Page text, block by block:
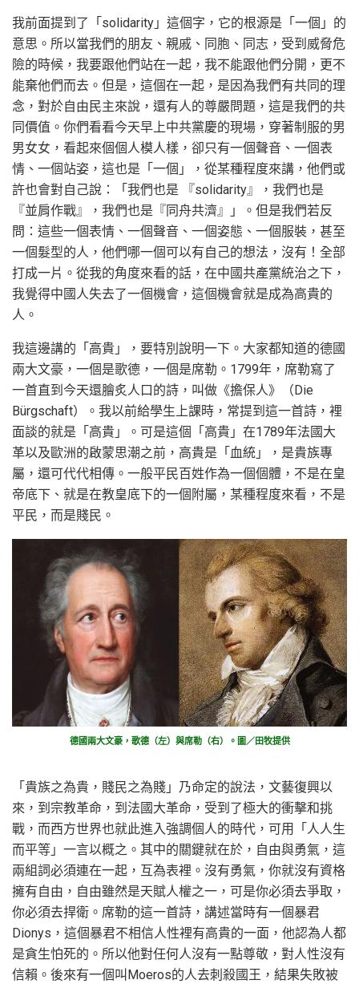
我前面提到了「solidarity」這個字，它的根源是「一個」的
意思。所以當我們的朋友、親戚、同胞、同志，受到威脅危
險的時候，我要跟他們站在一起，我不能跟他們分開，更不
能棄他們而去。但是，這個在一起，是因為我們有共同的理
念，對於自由民主來說，還有人的尊嚴問題，這是我們的共
同價值。你們看看今天早上中共黨慶的現場，穿著制服的男
男女女，看起來個個人模人樣，卻只有一個聲音、一個表
情、一個站姿，這也是「一個」，從某種程度來講，他們或
許也會對自己說：「我們也是 『solidarity』，我們也是
『並肩作戰』，我們也是『同舟共濟』」。但是我們若反
問：這些一個表情、一個聲音、一個姿態、一個服裝，甚至
一個髮型的人，他們哪一個可以有自己的想法，沒有！全部
打成一片。從我的角度來看的話，在中國共產黨統治之下，
我覺得中國人失去了一個機會，這個機會就是成為高貴的
人。
我這邊講的「高貴」，要特別說明一下。大家都知道的德國
兩大文豪，一個是歌德，一個是席勒。1799年，席勒寫了
一首直到今天還膾炙人口的詩，叫做《擔保人》（Die
Bürgschaft）。我以前給學生上課時，常提到這一首詩，裡
面談的就是「高貴」。可是這個「高貴」在1789年法國大
革以及歐洲的啟蒙思潮之前，高貴是「血統」，是貴族專
屬，還可代代相傳。一般平民百姓作為一個個體，不是在皇
帝底下、就是在教皇底下的一個附屬，某種程度來看，不是
平民，而是賤民。
德國兩大文豪，歌德（左）與席勒（右）。圖／田牧提供
「貴族之為貴，賤民之為賤」乃命定的說法，文藝復興以
來，到宗教革命，到法國大革命，受到了極大的衝擊和挑
戰，而西方世界也就此進入強調個人的時代，可用「人人生
而平等」一言以概之。其中的關鍵就在於，自由與勇氣，這
兩組詞必須連在一起，互為表裡。沒有勇氣，你就沒有資格
擁有自由，自由雖然是天賦人權之一，可是你必須去爭取，
你必須去捍衛。席勒的這一首詩，講述當時有一個暴君
Dionys，這個暴君不相信人性裡有高貴的一面，他認為人都
是貪生怕死的。所以他對任何人沒有一點尊敬，對人性沒有
信賴。後來有一個叫Moeros的人去刺殺國王，結果失敗被